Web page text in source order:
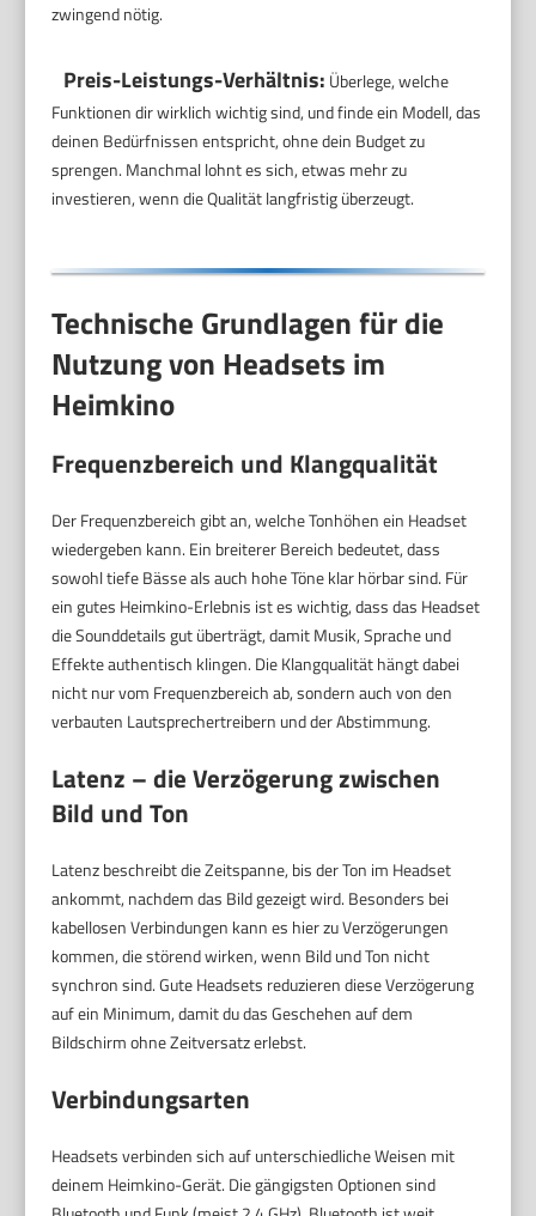
zwingend nötig.
Preis-Leistungs-Verhältnis: Überlege, welche
Funktionen dir wirklich wichtig sind, und finde ein Modell, das
deinen Bedürfnissen entspricht, ohne dein Budget zu
sprengen. Manchmal lohnt es sich, etwas mehr zu
investieren, wenn die Qualität langfristig überzeugt.
Technische Grundlagen für die
Nutzung von Headsets im
Heimkino
Frequenzbereich und Klangqualität
Der Frequenzbereich gibt an, welche Tonhöhen ein Headset
wiedergeben kann. Ein breiterer Bereich bedeutet, dass
sowohl tiefe Bässe als auch hohe Töne klar hörbar sind. Für
ein gutes Heimkino-Erlebnis ist es wichtig, dass das Headset
die Sounddetails gut überträgt, damit Musik, Sprache und
Effekte authentisch klingen. Die Klangqualität hängt dabei
nicht nur vom Frequenzbereich ab, sondern auch von den
verbauten Lautsprechertreibern und der Abstimmung.
Latenz – die Verzögerung zwischen
Bild und Ton
Latenz beschreibt die Zeitspanne, bis der Ton im Headset
ankommt, nachdem das Bild gezeigt wird. Besonders bei
kabellosen Verbindungen kann es hier zu Verzögerungen
kommen, die störend wirken, wenn Bild und Ton nicht
synchron sind. Gute Headsets reduzieren diese Verzögerung
auf ein Minimum, damit du das Geschehen auf dem
Bildschirm ohne Zeitversatz erlebst.
Verbindungsarten
Headsets verbinden sich auf unterschiedliche Weisen mit
deinem Heimkino-Gerät. Die gängigsten Optionen sind